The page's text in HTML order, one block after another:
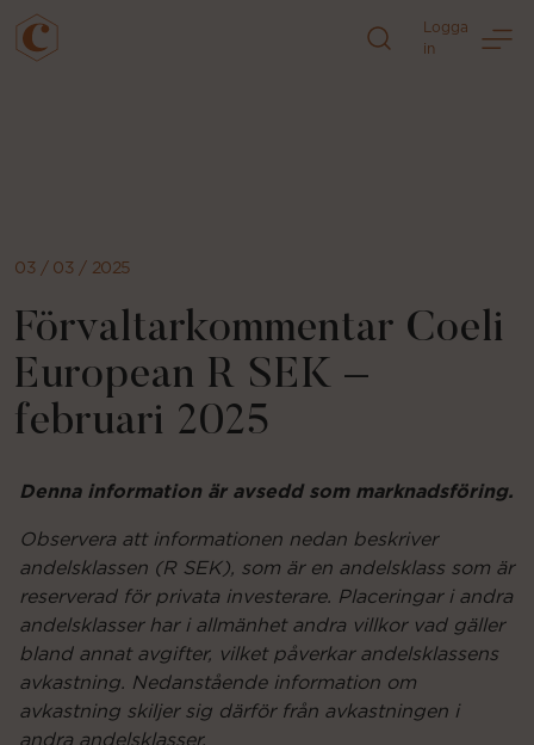
Logga
in
03 / 03 / 2025
Förvaltarkommentar Coeli
European R SEK –
februari 2025
Denna information är avsedd som marknadsföring.
Observera att informationen nedan beskriver
andelsklassen (R SEK), som är en andelsklass som är
reserverad för privata investerare. Placeringar i andra
andelsklasser har i allmänhet andra villkor vad gäller
bland annat avgifter, vilket påverkar andelsklassens
avkastning. Nedanstående information om
avkastning skiljer sig därför från avkastningen i
andra andelsklasser.